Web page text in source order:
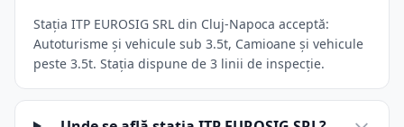
Stația ITP EUROSIG SRL din Cluj-Napoca acceptă:
Autoturisme și vehicule sub 3.5t, Camioane și vehicule
peste 3.5t. Stația dispune de 3 linii de inspecție.